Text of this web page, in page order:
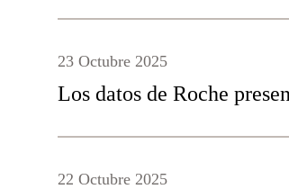
Los datos de Roche
23 Octubre 2025
22 Octubre 2025